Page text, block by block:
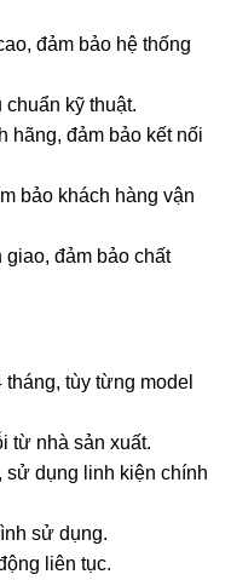
đảm bảo hệ thống
chuẩn kỹ thuật.
hãng, đảm bảo kết nối
bảo khách hàng vận
giao, đảm bảo chất
tùy từng model
từ nhà sản xuất.
sử dụng linh kiện chính
sử dụng.
liên tục.